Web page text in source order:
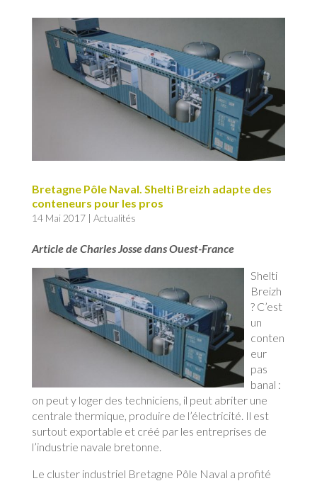
Bretagne Pôle Naval. Shelti Breizh adapte des
conteneurs pour les pros
14 Mai 2017| Actualités
Article de Charles Josse dans Ouest-France
Shelti
Breizh
? C’est
un
conten
eur
pas
banal :
on peut y loger des techniciens, il peut abriter une
centrale thermique, produire de l’électricité. Il est
surtout exportable et créé par les entreprises de
l’industrie navale bretonne.
Le cluster industriel Bretagne Pôle Naval a profité